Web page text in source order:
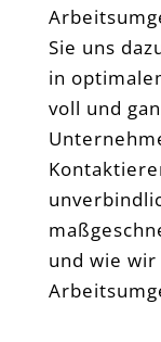
Sie uns
in
voll und
und wie